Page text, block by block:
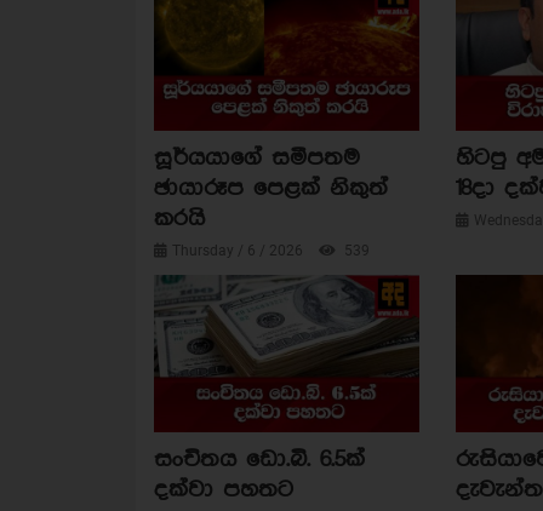
සූර්යයාගේ සමීපතම
ඡායාරූප පෙළක් නිකුත්
කරයි
Thursday / 6 / 2026 539
හිටපු
18දා
සංචිතය ඩො.බි. 6.5ක්
දක්වා පහතට